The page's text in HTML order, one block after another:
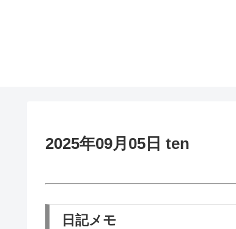
2025年09月05日 ten
日記メモ